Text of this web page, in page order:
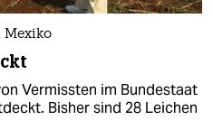
Vermissten im Bundestaat
Bisher sind 28 Leichen